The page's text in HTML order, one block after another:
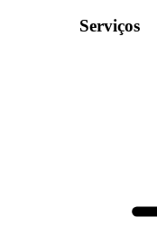
Serviços